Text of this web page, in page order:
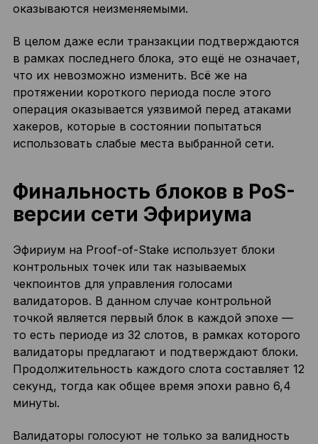
оказываются неизменяемыми.
В целом даже если транзакции подтверждаются
в рамках последнего блока, это ещё не означает,
что их невозможно изменить. Всё же на
протяжении короткого периода после этого
операция оказывается уязвимой перед атаками
хакеров, которые в состоянии попытаться
использовать слабые места выбранной сети.
Финальность блоков в PoS-
версии сети Эфириума
Эфириум на Proof-of-Stake использует блоки
контрольных точек или так называемых
чекпоинтов для управления голосами
валидаторов. В данном случае контрольной
точкой является первый блок в каждой эпохе —
то есть периоде из 32 слотов, в рамках которого
валидаторы предлагают и подтверждают блоки.
Продолжительность каждого слота составляет 12
секунд, тогда как общее время эпохи равно 6,4
минуты.
Валидаторы голосуют не только за валидность